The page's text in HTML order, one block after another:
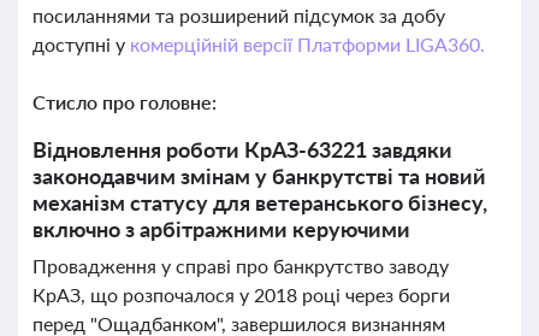
посиланнями та розширений підсумок за добу
доступні у комерційній версії Платформи LIGA360.
Стисло про головне:
Відновлення роботи КрАЗ-63221 завдяки
законодавчим змінам у банкрутстві та новий
механізм статусу для ветеранського бізнесу,
включно з арбітражними керуючими
Провадження у справі про банкрутство заводу
КрАЗ, що розпочалося у 2018 році через борги
перед "Ощадбанком", завершилося визнанням